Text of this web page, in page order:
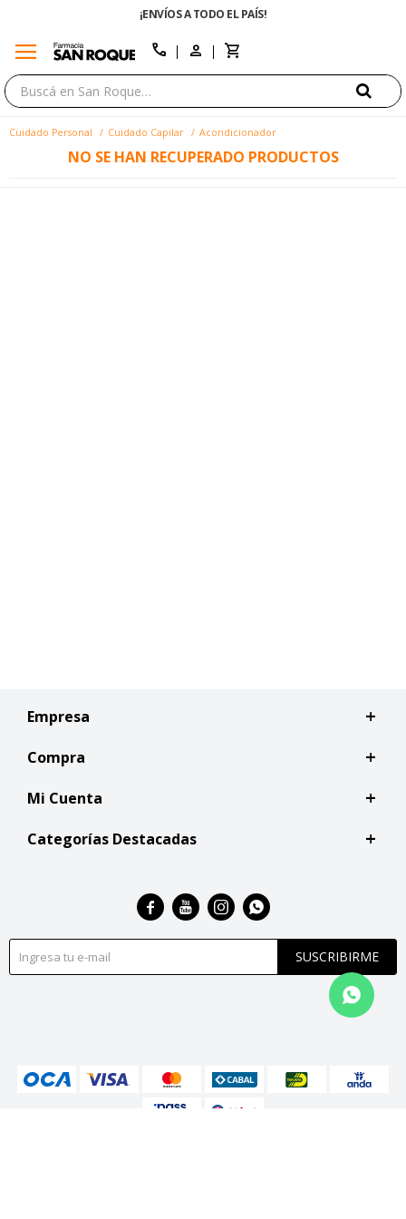
¡ENVÍOS A TODO EL PAÍS!
menu call
Cuidado Personal Cuidado Capilar Acondicionador
NO SE HAN RECUPERADO PRODUCTOS
Empresa
Compra
Mi Cuenta
Categorías Destacadas
SUSCRIBIRME
   
close